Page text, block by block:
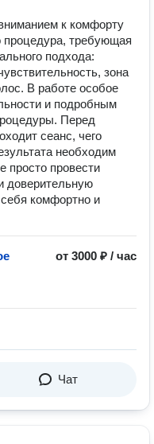
к комфорту
процедура, требующая
подхода:
зона
В работе особое
и подробным
Перед
сеанс, чего
необходим
просто провести
доверительную
комфортно и
от 3000 ₽ / час
Чат